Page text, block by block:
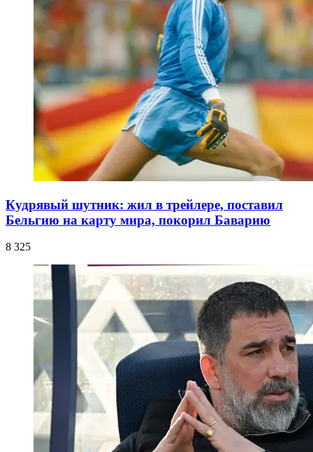
Кудрявый шутник: жил в трейлере, поставил
Бельгию на карту мира, покорил Баварию
8 325